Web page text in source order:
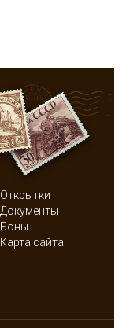
Открытки
Документы
Боны
Карта сайта